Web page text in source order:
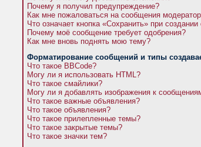
Почему я получил предупреждение?
Как мне пожаловаться на сообщения
Что означает кнопка «Сохранить» при
Почему моё сообщение требует одобрения?
Как мне вновь поднять мою тему?
Форматирование сообщений и типы
Что такое BBCode?
Могу ли я использовать HTML?
Что такое смайлики?
Могу ли я добавлять изображения к
Что такое важные объявления?
Что такое объявления?
Что такое прилепленные темы?
Что такое закрытые темы?
Что такое значки тем?